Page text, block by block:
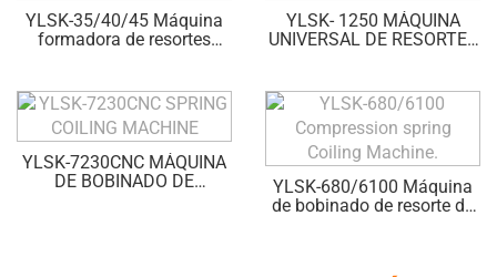
YLSK-35/40/45 Máquina
formadora de resortes
YLSK- 1250 MÁQUINA
UNIVERSAL DE RESORTES
YLSK-7230CNC MÁQUINA
DE BOBINADO DE
YLSK-680/6100 Máquina
de bobinado de resorte de